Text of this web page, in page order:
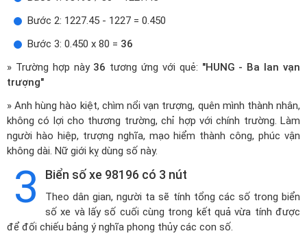
Bước 2: 1227.45 - 1227 = 0.450
Bước 3: 0.450 x 80 = 36
» Trường hợp này 36 tương ứng với quẻ: "HUNG - Ba lan vạn
trượng"
» Anh hùng hào kiệt, chìm nổi vạn trượng, quên mình thành nhân,
không có lợi cho thương trường, chỉ hợp với chính trường. Làm
người hào hiệp, trượng nghĩa, mạo hiểm thành công, phúc vận
không dài. Nữ giới kỵ dùng số này.
3 Biển số xe 98196 có 3 nút
Theo dân gian, người ta sẽ tính tổng các số trong biển
số xe và lấy số cuối cùng trong kết quả vừa tính được
để đối chiếu bảng ý nghĩa phong thủy các con số.